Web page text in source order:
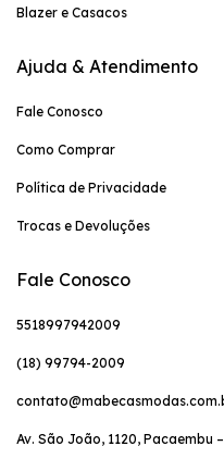
Blazer e Casacos
Ajuda & Atendimento
Fale Conosco
Como Comprar
Política de Privacidade
Trocas e Devoluções
Fale Conosco
5518997942009
(18) 99794-2009
Av. São João, 1120, Pacaembu